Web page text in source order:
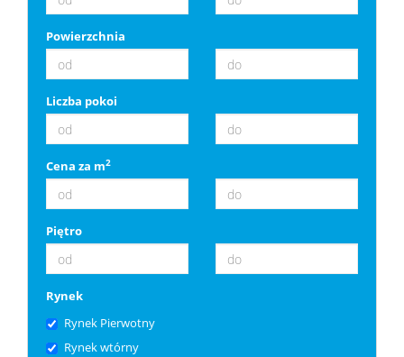
Powierzchnia
Liczba pokoi
Cena za m2
Piętro
Rynek
Rynek Pierwotny
Rynek wtórny